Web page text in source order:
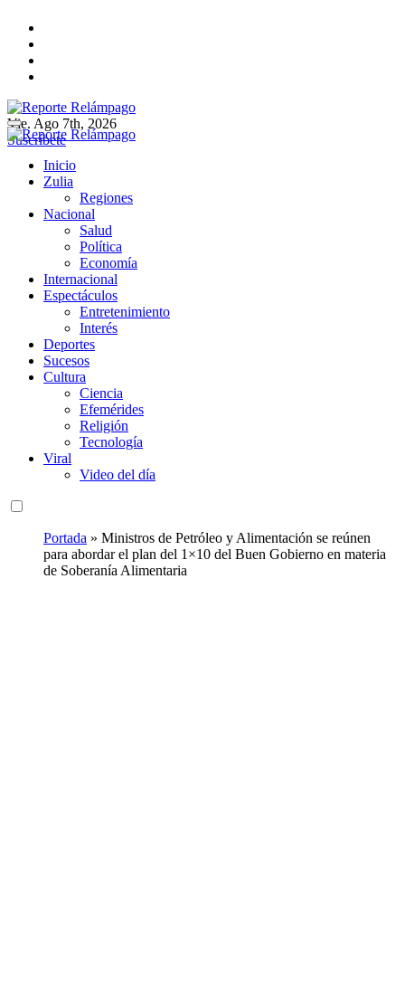
contenido
Reporte Relámpago
Claridad y rigor en cada noticia
Vie. Ago 7th, 2026
Suscríbete
Reporte Relámpago
Claridad y rigor en cada noticia
Inicio
Zulia
Regiones
Nacional
Salud
Política
Economía
Internacional
Espectáculos
Entretenimiento
Interés
Deportes
Sucesos
Cultura
Ciencia
Efemérides
Religión
Tecnología
Viral
Video del día
Portada » Ministros de Petróleo y Alimentación se reúnen
para abordar el plan del 1×10 del Buen Gobierno en materia
de Soberanía Alimentaria